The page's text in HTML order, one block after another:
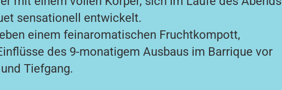
sensationell entwickelt.
einem feinaromatischen Fruchtkompott,
des 9-monatigem Ausbaus im Barrique vor
Tiefgang.